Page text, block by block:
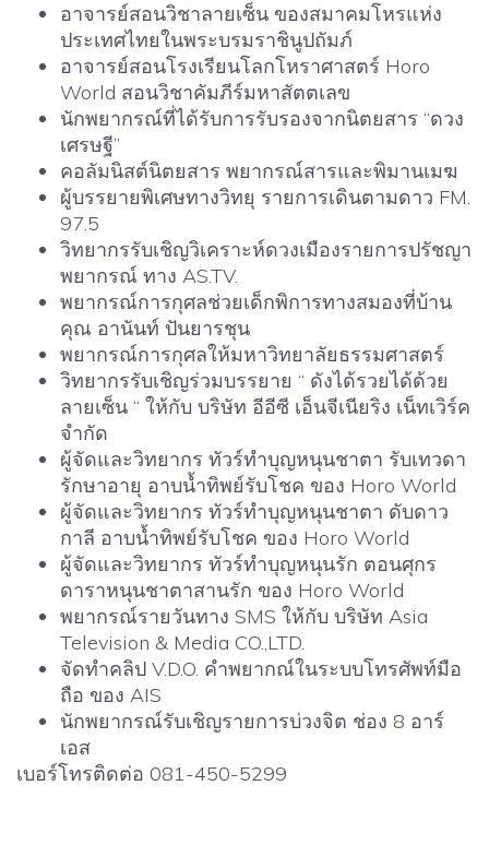
อาจารย์สอนวิชาลายเซ็น ของสมาคมโหรแห่ง
ประเทศไทยในพระบรมราชินูปถัมภ์
อาจารย์สอนโรงเรียนโลกโหราศาสตร์ Horo
World สอนวิชาคัมภีร์มหาสัตตเลข
นักพยากรณ์ที่ได้รับการรับรองจากนิตยสาร “ดวง
เศรษฐี”
คอลัมนิสต์นิตยสาร พยากรณ์สารและพิมานเมฆ
ผู้บรรยายพิเศษทางวิทยุ รายการเดินตามดาว FM.
97.5
วิทยากรรับเชิญวิเคราะห์ดวงเมืองรายการปรัชญา
พยากรณ์ ทาง AS.TV.
พยากรณ์การกุศลช่วยเด็กพิการทางสมองที่บ้าน
คุณ อานันท์ ปันยารชุน
พยากรณ์การกุศลให้มหาวิทยาลัยธรรมศาสตร์
วิทยากรรับเชิญร่วมบรรยาย “ ดังได้รวยได้ด้วย
ลายเซ็น “ ให้กับ บริษัท อีอีซี เอ็นจีเนียริง เน็ทเวิร์ค
จำกัด
ผู้จัดและวิทยากร ทัวร์ทำบุญหนุนชาตา รับเทวดา
รักษาอายุ อาบน้ำทิพย์รับโชค ของ Horo World
ผู้จัดและวิทยากร ทัวร์ทำบุญหนุนชาตา ดับดาว
กาลี อาบน้ำทิพย์รับโชค ของ Horo World
ผู้จัดและวิทยากร ทัวร์ทำบุญหนุนรัก ตอนศุกร
ดาราหนุนชาตาสานรัก ของ Horo World
พยากรณ์รายวันทาง SMS ให้กับ บริษัท Asia
Television & Media CO.,LTD.
จัดทำคลิป V.D.O. คำพยากณ์ในระบบโทรศัพท์มือ
ถือ ของ AIS
นักพยากรณ์รับเชิญรายการบ่วงจิต ช่อง 8 อาร์
เอส
เบอร์โทรติดต่อ 081-450-5299